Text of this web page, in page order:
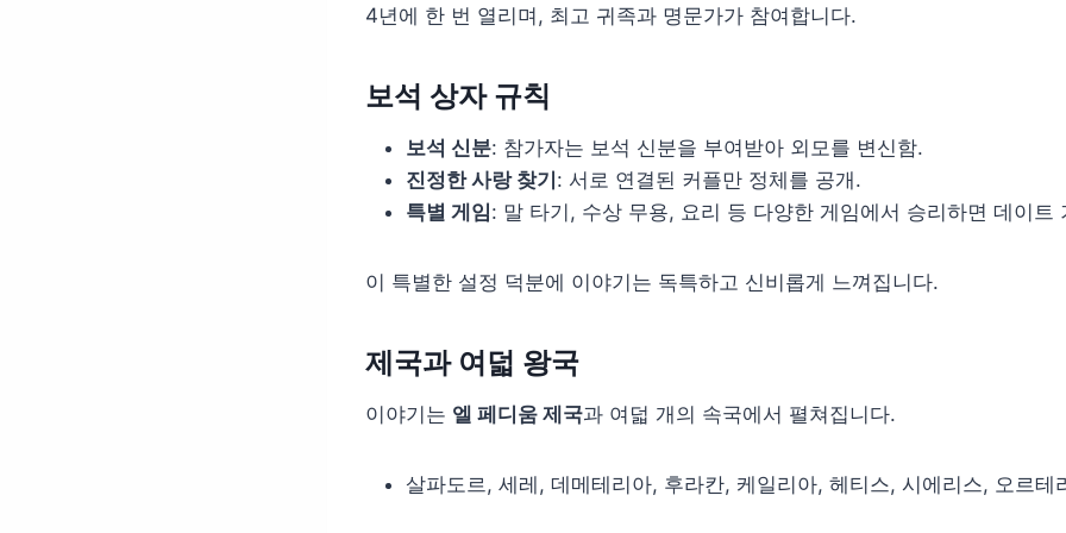
4년에 한 번 열리며, 최고 귀족과 명문가가 참여합니다.
보석 상자 규칙
보석 신분: 참가자는 보석 신분을 부여받아 외모를 변신함.
진정한 사랑 찾기 : 서로 연결된 커플만 정체를 공개.
특별 게임: 말 타기, 수상 무용, 요리 등 다양한 게임에서 승리하면 데이트
이 특별한 설정 덕분에 이야기는 독특하고 신비롭게 느껴집니다.
제국과 여덟 왕국
이야기는 엘 페디움 제국과 여덟 개의 속국에서 펼쳐집니다.
살파도르, 세레, 데메테리아, 후라칸, 케일리아, 헤티스, 시에리스, 오르테